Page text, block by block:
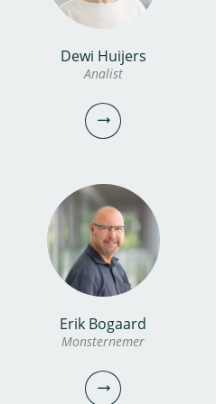
Sevda Eryilmaz
Gast
sevda.eryilmaz@kwrwater.nl
bekijk profiel
Dewi Huijers
Analist
Dewi Huijers
Analist
Erik Bogaard
Monsternemer